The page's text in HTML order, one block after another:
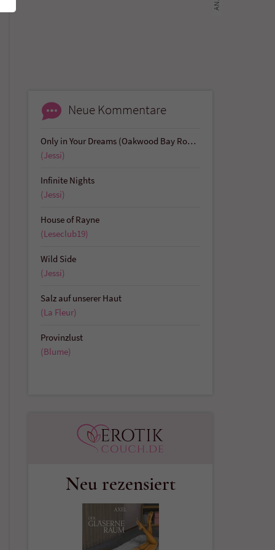
Neue Kommentare
Only in Your Dreams (Oakwood Bay Romances 1)
(Jessi)
Infinite Nights
(Jessi)
House of Rayne
(Leseclub19)
Wild Side
(Jessi)
Salz auf unserer Haut
(La Fleur)
Provinzlust
(Blume)
Neu rezensiert